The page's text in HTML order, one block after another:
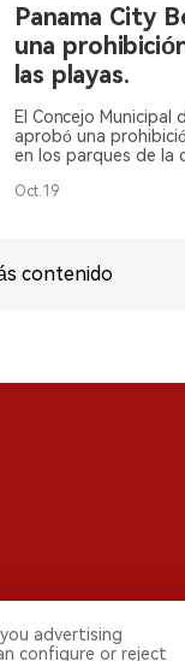
Panama City
una
las playas.
El Concejo Municipal
aprobó una
en los parques de la
Russell-Fields.
Oct.19
contenido
advertising
configure or reject